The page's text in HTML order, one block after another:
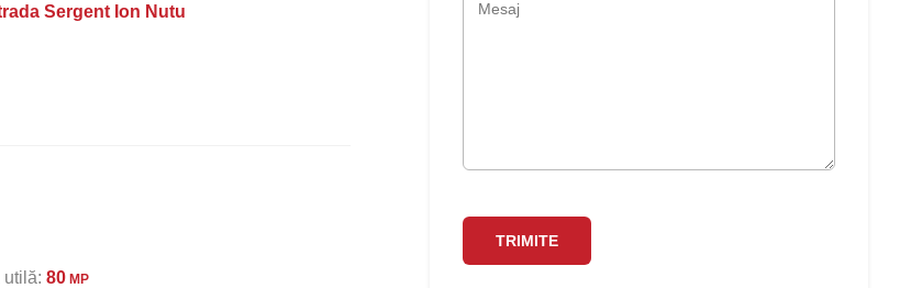
Sergent Ion Nutu
utilă:80 MP